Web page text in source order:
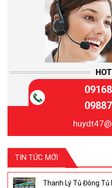
TIN TỨC MỚI
Thanh Lý Tủ Đông